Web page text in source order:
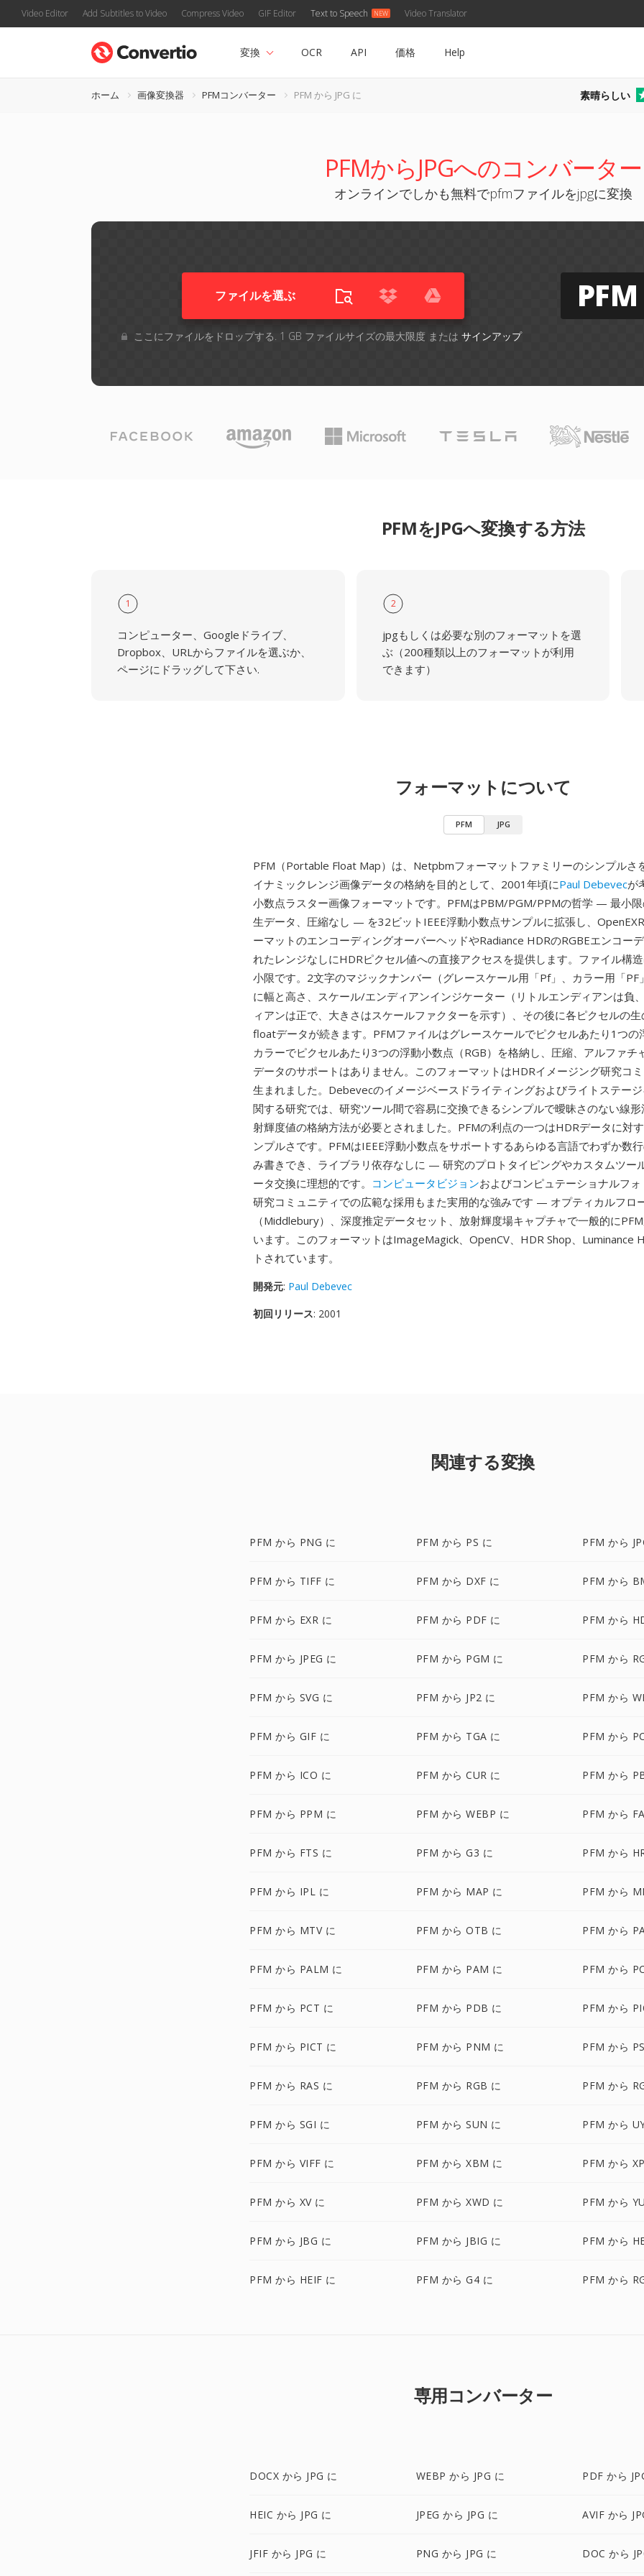
Video Editor Add Subtitles to Video Compress Video GIF Editor Text to Speech Video Translator
変換 OCR API 価格 Help
ホーム 画像変換器 PFMコンバーター PFM から JPG に 素晴らしい
PFMからJPGへのコンバーター
オンラインでしかも無料でpfmファイルをjpgに変換
ファイルを選ぶ
ここにファイルをドロップする. 1 GB ファイルサイズの最大限度 または サインアップ
PFM
PFMをJPGへ変換する方法
1
コンピューター、Googleドライブ、
Dropbox、URLからファイルを選ぶか、
ページにドラッグして下さい.
2
jpgもしくは必要な別のフォーマットを選
ぶ（200種類以上のフォーマットが利用
できます）
フォーマットについて
PFM JPG
PFM（Portable Float Map）は、Netpbmフォーマットファミリーのシンプルさ
イナミックレンジ画像データの格納を目的として、2001年頃にPaul Debevecが
小数点ラスター画像フォーマットです。PFMはPBM/PGM/PPMの哲学 — 最小限
生データ、圧縮なし — を32ビットIEEE浮動小数点サンプルに拡張し、
ーマットのエンコーディングオーバーヘッドやRadiance HDRのRGBEエンコー
れたレンジなしにHDRピクセル値への直接アクセスを提供します。ファイル構
小限です。2文字のマジックナンバー（グレースケール用「Pf」、カラー用「PF
に幅と高さ、スケール/エンディアンインジケーター（リトルエンディアンは負
ィアンは正で、大きさはスケールファクターを示す）、その後に各ピクセルの生
floatデータが続きます。PFMファイルはグレースケールでピクセルあたり1つの
カラーでピクセルあたり3つの浮動小数点（RGB）を格納し、圧縮、アルファチ
データのサポートはありません。このフォーマットはHDRイメージング研究コ
生まれました。Debevecのイメージベースドライティングおよびライトステー
関する研究では、研究ツール間で容易に交換できるシンプルで曖昧さのない線
射輝度値の格納方法が必要とされました。PFMの利点の一つはHDRデータに対
ンプルさです。PFMはIEEE浮動小数点をサポートするあらゆる言語でわずか数
み書きでき、ライブラリ依存なしに — 研究のプロトタイピングやカスタムツー
ータ交換に理想的です。 コンピュータビジョンおよびコンピュテーショナルフ
研究コミュニティでの広範な採用もまた実用的な強みです — オプティカルフロ
（Middlebury）、深度推定データセット、放射輝度場キャプチャで一般的に
います。このフォーマットはImageMagick、OpenCV、HDR Shop、Luminance
トされています。
開発元: Paul Debevec
初回リリース: 2001
関連する変換
PFM から PNG に PFM から PS に PFM から
PFM から TIFF に PFM から DXF に PFM から
PFM から EXR に PFM から PDF に PFM から
PFM から JPEG に PFM から PGM に PFM から
PFM から SVG に PFM から JP2 に PFM から
PFM から GIF に PFM から TGA に PFM から
PFM から ICO に PFM から CUR に PFM から
PFM から PPM に PFM から WEBP に PFM から
PFM から FTS に PFM から G3 に PFM から
PFM から IPL に PFM から MAP に PFM から
PFM から MTV に PFM から OTB に PFM から
PFM から PALM に PFM から PAM に PFM から
PFM から PCT に PFM から PDB に PFM から
PFM から PICT に PFM から PNM に PFM から
PFM から RAS に PFM から RGB に PFM から
PFM から SGI に PFM から SUN に PFM から
PFM から VIFF に PFM から XBM に PFM から
PFM から XV に PFM から XWD に PFM から
PFM から JBG に PFM から JBIG に PFM から
PFM から HEIF に PFM から G4 に PFM から
専用コンバーター
DOCX から JPG に WEBP から JPG に PDF から
HEIC から JPG に JPEG から JPG に AVIF から
JFIF から JPG に PNG から JPG に DOC から